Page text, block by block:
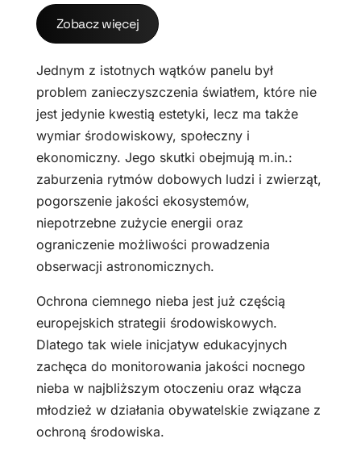
Zobacz więcej
Jednym z istotnych wątków panelu był
problem zanieczyszczenia światłem, które nie
jest jedynie kwestią estetyki, lecz ma także
wymiar środowiskowy, społeczny i
ekonomiczny. Jego skutki obejmują m.in.:
zaburzenia rytmów dobowych ludzi i zwierząt,
pogorszenie jakości ekosystemów,
niepotrzebne zużycie energii oraz
ograniczenie możliwości prowadzenia
obserwacji astronomicznych.
Ochrona ciemnego nieba jest już częścią
europejskich strategii środowiskowych.
Dlatego tak wiele inicjatyw edukacyjnych
zachęca do monitorowania jakości nocnego
nieba w najbliższym otoczeniu oraz włącza
młodzież w działania obywatelskie związane z
ochroną środowiska.